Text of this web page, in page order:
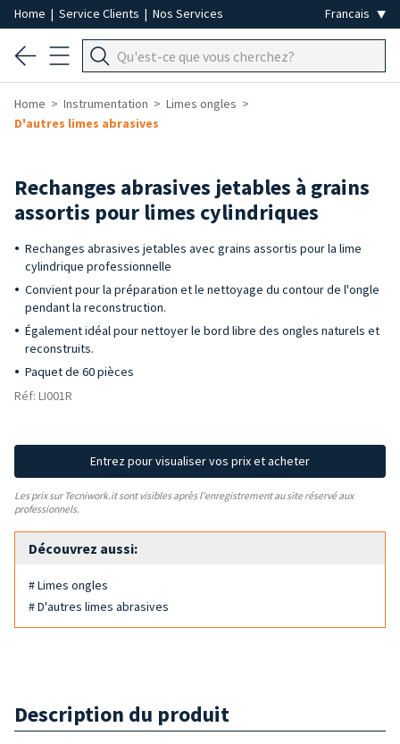
Home | Service Clients | Nos Services
Home Instrumentation
Limes ongles
D'autres limes abrasives
Rechanges abrasives jetables à grains
assortis pour limes cylindriques
Rechanges abrasives jetables avec grains assortis pour la lime
cylindrique professionnelle
Convient pour la préparation et le nettoyage du contour de l'ongle
pendant la reconstruction.
Également idéal pour nettoyer le bord libre des ongles naturels et
reconstruits.
Paquet de 60 pièces
Réf: LI001R
Entrez pour visualiser vos prix et acheter
Les prix sur Tecniwork.it sont visibles après l'enregistrement au site réservé aux
professionnels.
Découvrez aussi:
# Limes ongles
# D'autres limes abrasives
Description du produit